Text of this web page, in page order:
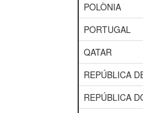
POLÒNIA
PORTUGAL
QATAR
REPÚBLICA
REPÚBLICA